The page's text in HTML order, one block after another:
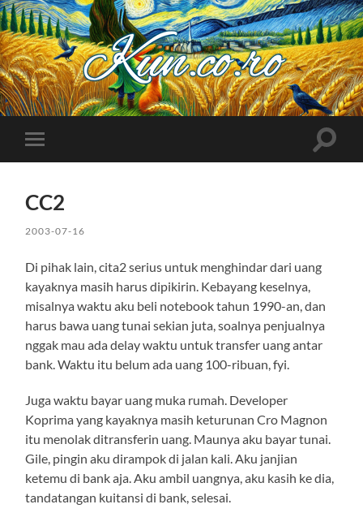
Kuncoro++
Toggle
mobile
Toggle
CC2
2003-07-16
Di pihak lain, cita2 serius untuk menghindar dari uang
kayaknya masih harus dipikirin. Kebayang keselnya,
misalnya waktu aku beli notebook tahun 1990-an, dan
harus bawa uang tunai sekian juta, soalnya penjualnya
nggak mau ada delay waktu untuk transfer uang antar
bank. Waktu itu belum ada uang 100-ribuan, fyi.
Juga waktu bayar uang muka rumah. Developer
Koprima yang kayaknya masih keturunan Cro Magnon
itu menolak ditransferin uang. Maunya aku bayar tunai.
Gile, pingin aku dirampok di jalan kali. Aku janjian
ketemu di bank aja. Aku ambil uangnya, aku kasih ke dia,
tandatangan kuitansi di bank, selesai.